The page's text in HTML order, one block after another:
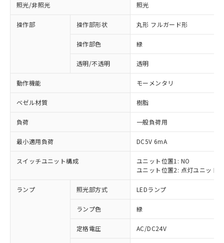
照光/非照光 照光
操作部 操作部形状 丸形 フルガード形
操作部色 緑
透明/不透明 透明
動作機能 モーメンタリ
ベゼル材質 樹脂
負荷 一般負荷用
最小適用負荷 DC5V 6mA
スイッチユニット構成
ユニット位置1: NO
ユニット位置2: 点灯ユニット
ランプ 照光部方式 LEDランプ
ランプ色 緑
定格電圧 AC/DC24V